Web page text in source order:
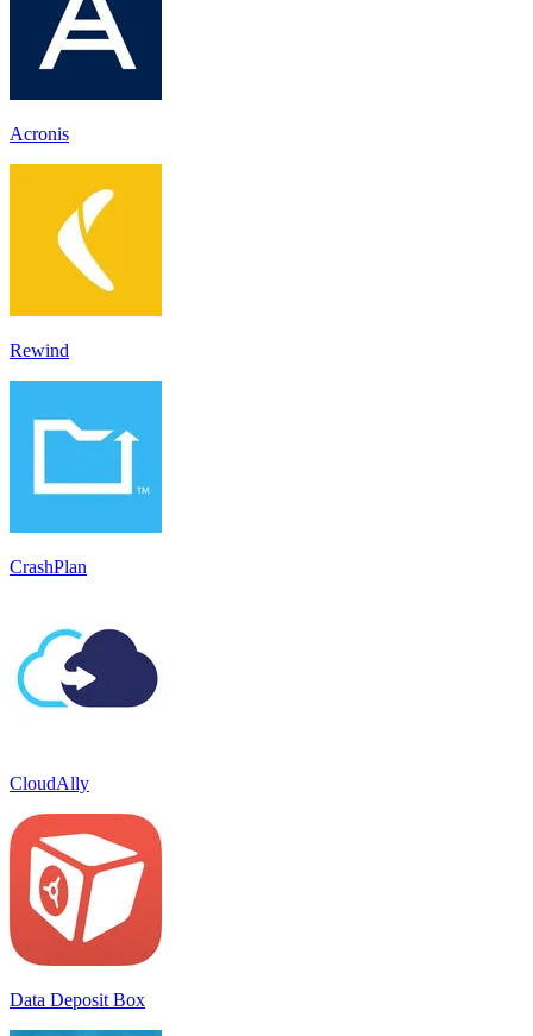
Acronis
Rewind
CrashPlan
CloudAlly
Data Deposit Box